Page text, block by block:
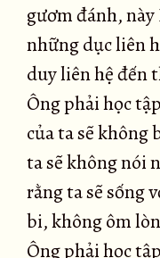
gươm đánh,
những dục liên
duy liên hệ đến
Ông phải học
của ta sẽ
ta sẽ không nói
rằng ta sẽ sống
bi, không ôm
Ông phải học